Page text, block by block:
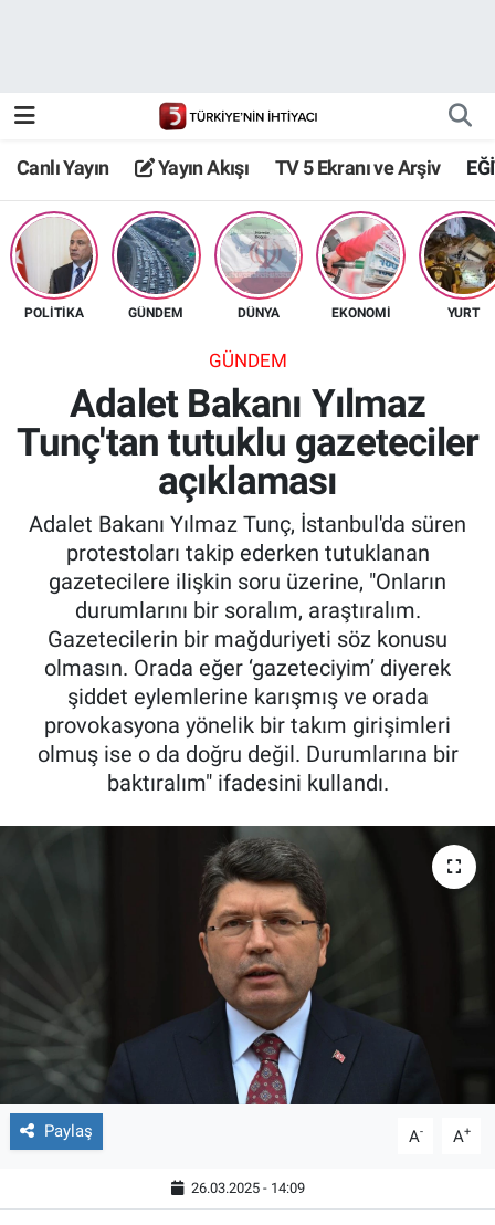
Canlı Yayın Yayın Akışı TV 5 Ekranı ve Arşiv
POLİTİKA GÜNDEM DÜNYA EKONOMİ YURT
GÜNDEM
Adalet Bakanı Yılmaz
Tunç'tan tutuklu gazeteciler
açıklaması
Adalet Bakanı Yılmaz Tunç, İstanbul'da süren
protestoları takip ederken tutuklanan
gazetecilere ilişkin soru üzerine, "Onların
durumlarını bir soralım, araştıralım.
Gazetecilerin bir mağduriyeti söz konusu
olmasın. Orada eğer ‘gazeteciyim’ diyerek
şiddet eylemlerine karışmış ve orada
provokasyona yönelik bir takım girişimleri
olmuş ise o da doğru değil. Durumlarına bir
baktıralım" ifadesini kullandı.
Paylaş A- A+
26.03.2025 - 14:09
TV 5 Ekranı ve Arşiv